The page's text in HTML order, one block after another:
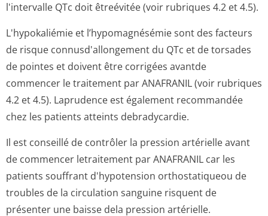
l'intervalle QTc doit êtreévitée (voir rubriques 4.2 et 4.5).
L'hypokaliémie et l’hypomagnésémie sont des facteurs
de risque connusd'allongement du QTc et de torsades
de pointes et doivent être corrigées avantde
commencer le traitement par ANAFRANIL (voir rubriques
4.2 et 4.5). Laprudence est également recommandée
chez les patients atteints debradycardie.
Il est conseillé de contrôler la pression artérielle avant
de commencer letraitement par ANAFRANIL car les
patients souffrant d'hypotension orthostatiqueou de
troubles de la circulation sanguine risquent de
présenter une baisse dela pression artérielle.